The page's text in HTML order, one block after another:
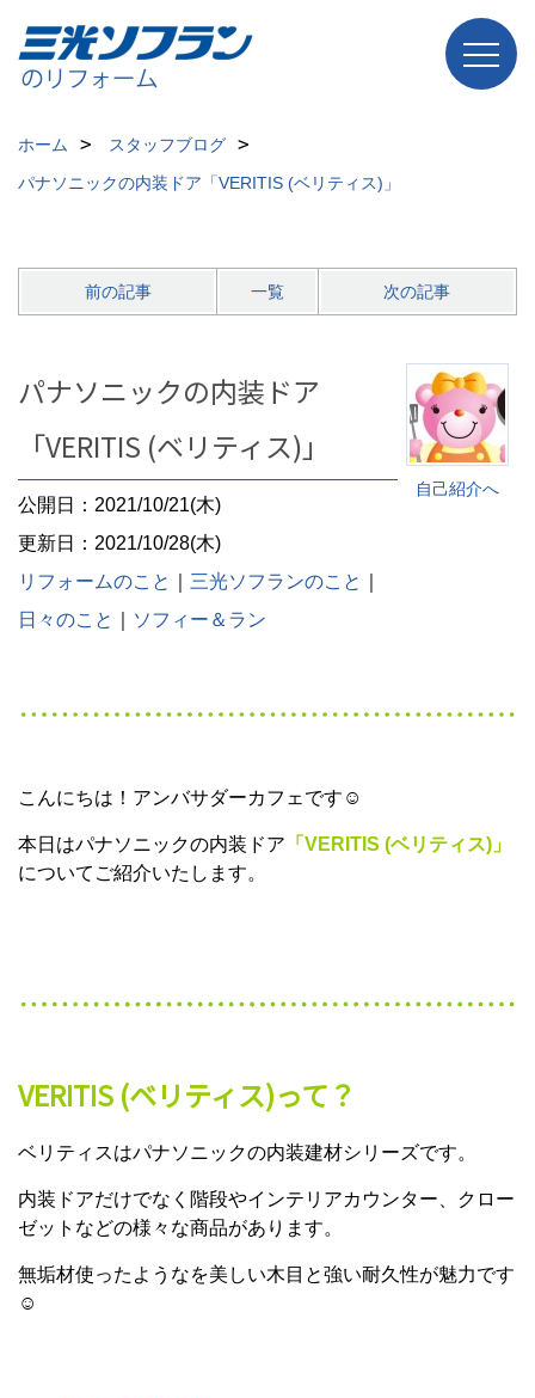
ホーム
スタッフブログ
パナソニックの内装ドア「VERITIS (ベリティス)」
前の記事 一覧 次の記事
自己紹介へ
パナソニックの内装ドア
「VERITIS (ベリティス)」
公開日：2021/10/21(木)
更新日：2021/10/28(木)
リフォームのこと
三光ソフランのこと
日々のこと
ソフィー＆ラン
こんにちは！アンバサダーカフェです☺
本日はパナソニックの内装ドア 「VERITIS (ベリティス)」
についてご紹介いたします。
VERITIS (ベリティス)って？
ベリティスはパナソニックの内装建材シリーズです。
内装ドアだけでなく階段やインテリアカウンター、クロー
ゼットなどの様々な商品があります。
無垢材使ったようなを美しい木目と強い耐久性が魅力です
☺